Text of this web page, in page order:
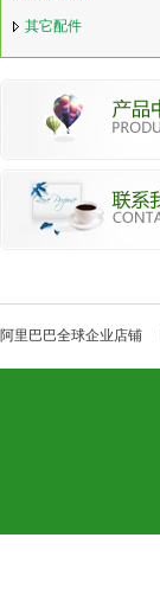
其它配件
阿里巴巴全球企业店铺